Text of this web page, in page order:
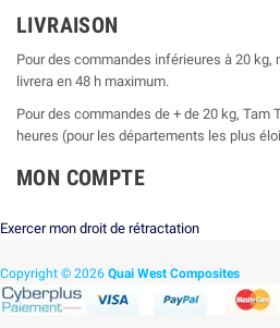
LIVRAISON
Pour des commandes inférieures à 20 kg,
livrera en 48 h maximum.
Pour des commandes de + de 20 kg, Tam
heures (pour les départements les plus
MON COMPTE
Exercer mon droit de rétractation
Copyright © 2026 Quai West Composites